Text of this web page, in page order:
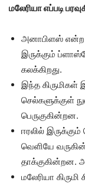
மலேரியா எப்படி
அனாபிளஸ் என்ற
இருக்கும்
கலக்கிறது.
இந்த கிருமிகள்
செல்களுக்குள்
பெருகுகின்றன.
ஈரலில்
வெளியே
தாக்குகின்றன.
மலேரியா